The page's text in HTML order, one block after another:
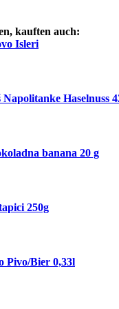
kauften auch:
Isleri
Haselnuss
banana 20 g
250g
Pivo/Bier 0,33l